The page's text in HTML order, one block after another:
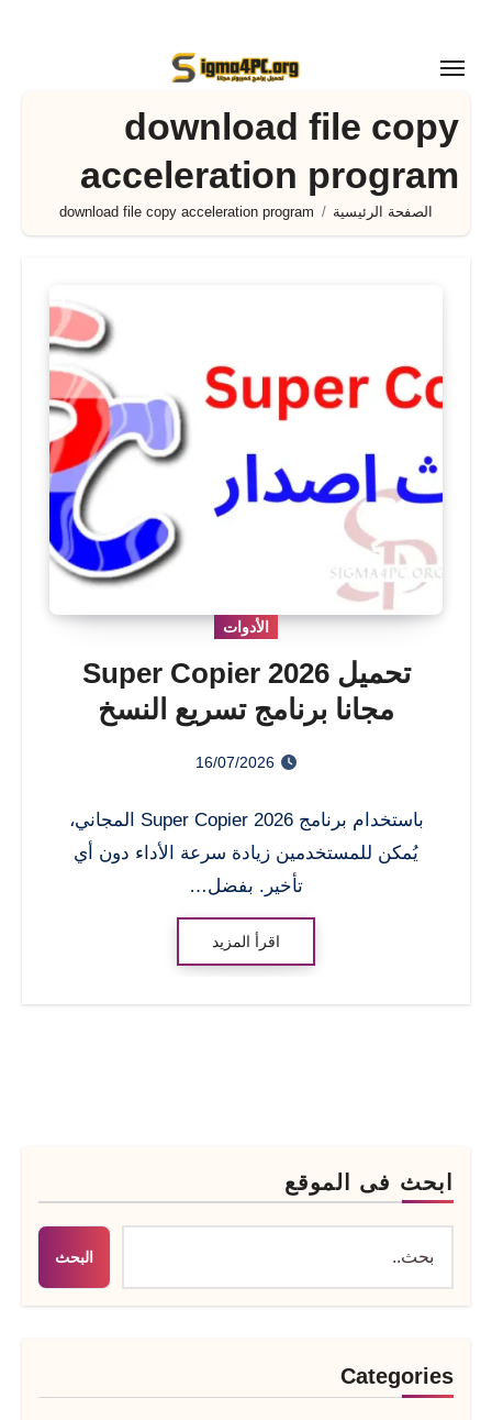
المحتوى
download file copy
acceleration program
الصفحة الرئيسية download file copy acceleration program
الأدوات
تحميل Super Copier 2026
مجانا برنامج تسريع النسخ
للكمبيوتر
16/07/2026
باستخدام برنامج Super Copier 2026 المجاني،
يُمكن للمستخدمين زيادة سرعة الأداء دون أي
تأخير. بفضل…
اقرأ المزيد
ابحث فى الموقع
البحث
Categories